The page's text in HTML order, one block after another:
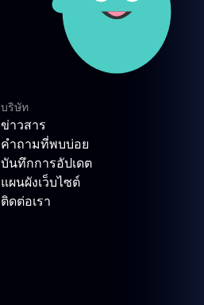
บริษัท
ข่าวสาร
คำถามที่พบบ่อย
บันทึกการอัปเดต
แผนผังเว็บไซต์
ติดต่อเรา